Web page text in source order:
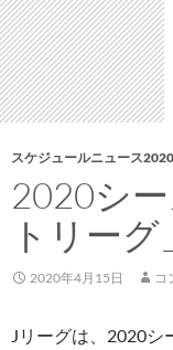
へ
ス
キ
ッ
プ
スケジュールニュース2020
2020シ
トリー
2020年4月15日 コ
Jリーグは、2020シ